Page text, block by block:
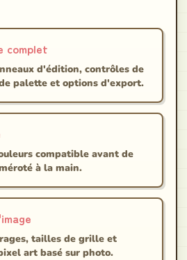
complet
d'édition, contrôles de
palette et options d'export.
compatible avant de
à la main.
tailles de grille et
art basé sur photo.